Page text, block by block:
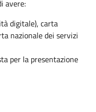
avere:
digitale), carta
nazionale dei servizi
per la presentazione